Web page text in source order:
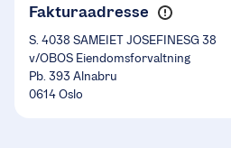
Fakturaadresse
S. 4038 SAMEIET JOSEFINESG 38
v/OBOS Eiendomsforvaltning
Pb. 393 Alnabru
0614 Oslo